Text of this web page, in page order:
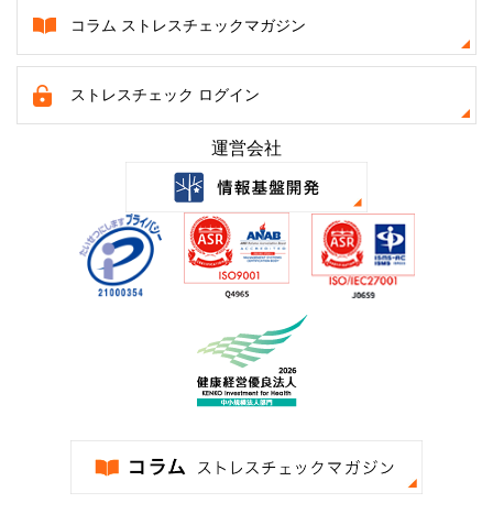
コラム ストレスチェックマガジン
ストレスチェック ログイン
運営会社